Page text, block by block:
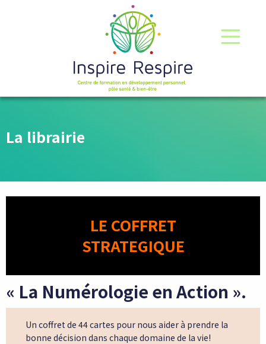
La librairie
LE COFFRET
STRATEGIQUE
« La Numérologie en Action ».
Un coffret de 44 cartes pour nous aider à prendre la
bonne décision dans chaque domaine de la vie!